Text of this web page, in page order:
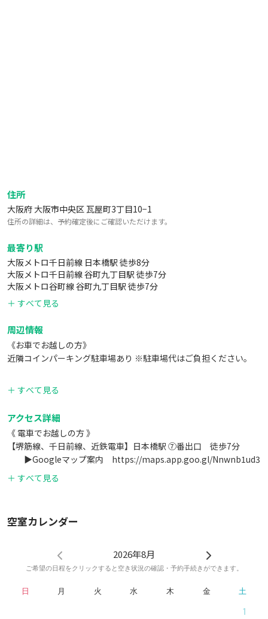
住所
大阪府 大阪市中央区 瓦屋町3丁目10−1
住所の詳細は、予約確定後にご確認いただけます。
最寄り駅
大阪メトロ千日前線 日本橋駅 徒歩8分
大阪メトロ千日前線 谷町九丁目駅 徒歩7分
大阪メトロ谷町線 谷町九丁目駅 徒歩7分
＋ すべて見る
周辺情報
《お車でお越しの方》
近隣コインパーキング駐車場あり ※駐車場代はご負担ください。
《コンビニ》
近隣のコンビニは2箇所あります。
・セブンイレブン大阪瓦屋町3丁目店（徒歩１分）
・ローソン瓦屋町三丁目店（徒歩２分）
《その他》
・郵便局
・スギ薬局
＋ すべて見る
アクセス詳細
《 電車でお越しの方 》
【堺筋線、千日前線、近鉄電車】日本橋駅 ⑦番出口 徒歩7分
▶︎Googleマップ案内 https://maps.app.goo.gl/Nnwnb1ud3
bmZsaEJA
【谷町線、千日前線、近鉄電車】谷町九丁目駅 ①番出口 徒歩8分
【谷町線、千日前線、近鉄電車】谷町九丁目駅 ⑦番出口 徒歩13
▶︎Googleマップ案内 https://maps.app.goo.gl/8b9Mr21tV2
F4sGoe6
▶︎Googleマップ案内 https://maps.app.goo.gl/hPFC83gu4
＋ すべて見る
空室カレンダー
2026年8月
ご希望の日程をクリックすると空き状況の確認・予約手続きができます。
日 月 火 水 木 金 土
1